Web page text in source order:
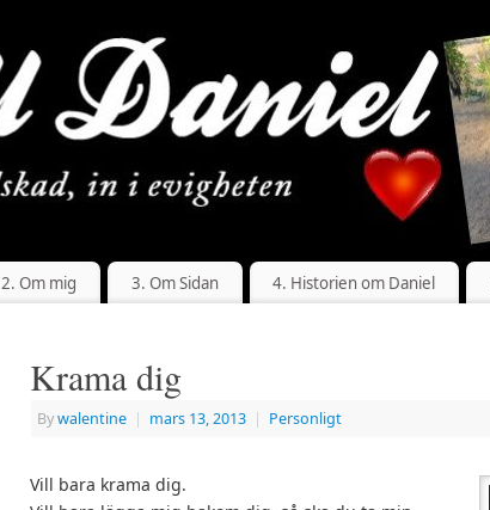
2. Om mig 3. Om Sidan 4. Historien om Daniel
Krama dig
Bywalentine | mars 13, 2013 | Personligt
Vill bara krama dig.